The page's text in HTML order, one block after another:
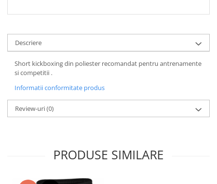
Descriere
Short kickboxing din poliester recomandat pentru antrenamente
si competitii .
Informatii conformitate produs
Review-uri(0)
PRODUSE SIMILARE